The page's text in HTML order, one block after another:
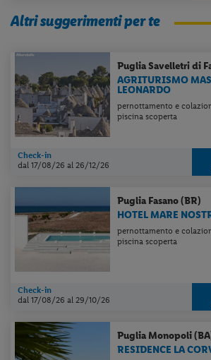
Altri suggerimenti per te
PugliaSavelletri di
AGRITURISMO
LEONARDO
pernottamento e
piscina scoperta
Check-in
dal 17/08/26al 26/12/26
Puglia Fasano (BR)
HOTEL MARE
pernottamento e
piscina scoperta
Check-in
dal 17/08/26al 29/10/26
Puglia Monopoli
RESIDENCE LA
Per aggiungereLidl Viaggi
dall' icona
e seleziona
applicazione